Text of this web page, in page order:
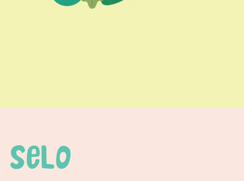
Selo